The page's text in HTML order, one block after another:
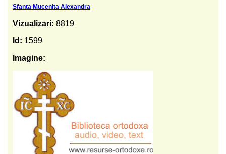
Sfanta Mucenita Alexandra
Vizualizari: 8819
Id: 1599
Imagine: